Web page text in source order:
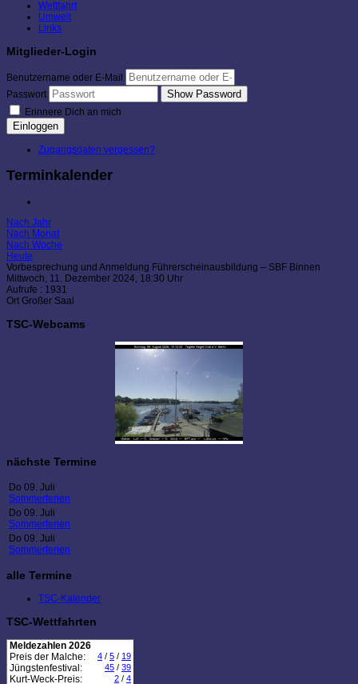
Wettfahrt
Umwelt
Links
Mitglieder-Login
Benutzername oder E-Mail
Passwort
Show Password
Erinnere Dich an mich
Einloggen
Zugangsdaten vergessen?
Terminkalender
Nach Jahr
Nach Monat
Nach Woche
Heute
Vorbesprechung und Anmeldung Führerscheinausbildung – SBF Binnen
Mittwoch, 11. Dezember 2024, 18:30 Uhr
Aufrufe : 1931
Ort Großer Saal
TSC-Webcams
nächste Termine
Do 09. Juli
Sommerferien
Do 09. Juli
Sommerferien
Do 09. Juli
Sommerferien
alle Termine
TSC-Kalender
TSC-Wettfahrten
Meldezahlen 2026
Preis der Malche:
4 / 5 / 19
Jüngstenfestival: 45 / 39
Kurt-Weck-Preis: 2 / 4